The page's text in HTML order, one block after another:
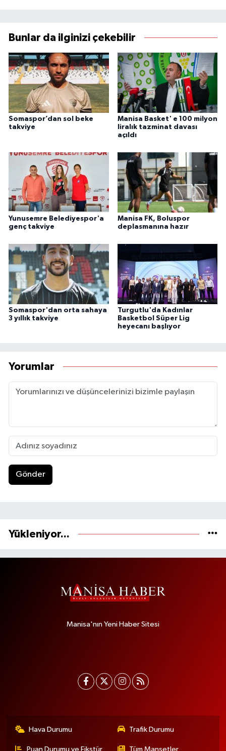
Bunlar da ilginizi çekebilir
Somaspor’dan sol beke
takviye
Manisa Basket' e 100 milyon
liralık tazminat davası
açıldı
Yunusemre Belediyespor'a
genç takviye
Manisa FK, Boluspor
deplasmanına hazır
Somaspor'dan orta sahaya
3 yıllık takviye
Turgutlu'da Kadınlar
Basketbol Süper Lig
heyecanı başlıyor
Yorumlar
Gönder
Yükleniyor...
Manisa'nın Yeni Haber Sitesi
Hava Durumu Trafik Durumu
Puan Durumu ve Fikstür Tüm Manşetler